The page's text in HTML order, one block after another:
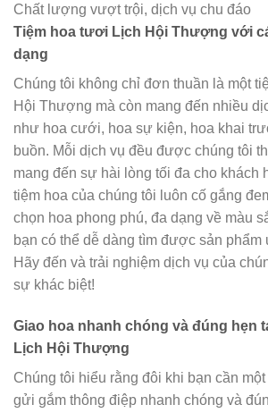
Chất lượng vượt trội, dịch vụ chu đáo
Tiệm hoa tươi Lịch Hội Thượng với
dạng
Chúng tôi không chỉ đơn thuần là một
Hội Thượng mà còn mang đến nhiều
như hoa cưới, hoa sự kiện, hoa khai
buồn. Mỗi dịch vụ đều được chúng tôi
mang đến sự hài lòng tối đa cho khách
tiệm hoa của chúng tôi luôn cố gắng
chọn hoa phong phú, đa dạng về màu
bạn có thể dễ dàng tìm được sản phẩm
Hãy đến và trải nghiệm dịch vụ của
sự khác biệt!
Giao hoa nhanh chóng và đúng hẹn
Lịch Hội Thượng
Chúng tôi hiểu rằng đôi khi bạn cần
gửi gắm thông điệp nhanh chóng và